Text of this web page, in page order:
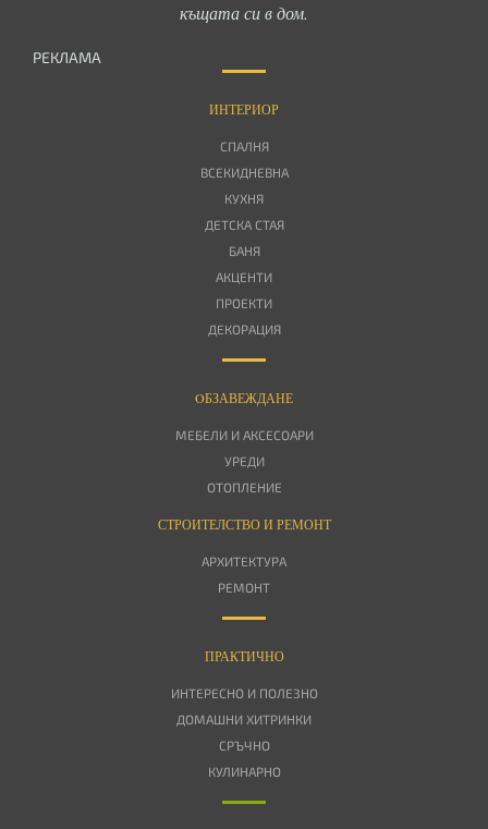
къщата си в дом.
РЕКЛАМА
ИНТЕРИОР
СПАЛНЯ
ВСЕКИДНЕВНА
КУХНЯ
ДЕТСКА СТАЯ
БАНЯ
АКЦЕНТИ
ПРОЕКТИ
ДЕКОРАЦИЯ
OБЗАВЕЖДАНЕ
МЕБЕЛИ И АКСЕСОАРИ
УРЕДИ
ОТОПЛЕНИЕ
СТРОИТЕЛСТВО И РЕМОНТ
АРХИТЕКТУРА
РЕМОНТ
ПРАКТИЧНО
ИНТЕРЕСНО И ПОЛЕЗНО
ДОМАШНИ ХИТРИНКИ
СРЪЧНО
КУЛИНАРНО